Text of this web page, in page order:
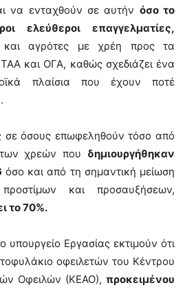
να ενταχθούν σε αυτήν όσο το
ελεύθεροι επαγγελματίες,
και αγρότες με χρέη προς τα
και ΟΓΑ, καθώς σχεδιάζει ένα
πλαίσια που έχουν ποτέ
σε όσους επωφεληθούν τόσο από
χρεών που δημιουργήθηκαν
όσο και από τη σημαντική μείωση
και προσαυξήσεων,
το 70%.
Εργασίας εκτιμούν ότι
οφειλετών του Κέντρου
Οφειλών (ΚΕΑΟ), προκειμένου